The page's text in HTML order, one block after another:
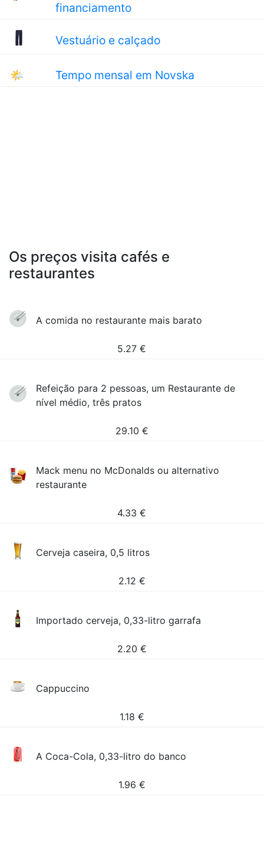
financiamento
Vestuário e calçado
🌤 Tempo mensal em Novska
Os preços visita cafés e
restaurantes
A comida no restaurante mais barato
5.27 €
Refeição para 2 pessoas, um Restaurante de
nível médio, três pratos
29.10 €
Mack menu no McDonalds ou alternativo
restaurante
4.33 €
Cerveja caseira, 0,5 litros
2.12 €
Importado cerveja, 0,33-litro garrafa
2.20 €
Cappuccino
1.18 €
A Coca-Cola, 0,33-litro do banco
1.96 €